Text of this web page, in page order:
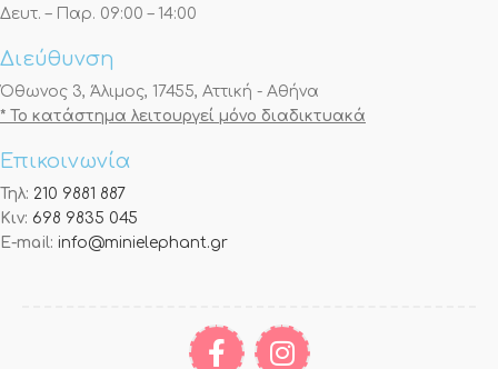
Δευτ. – Παρ. 09:00 – 14:00
Διεύθυνση
Όθωνος 3, Άλιμος, 17455, Αττική - Αθήνα
* Το κατάστημα λειτουργεί μόνο διαδικτυακά
Επικοινωνία
Τηλ: 210 9881 887
Κιν: 698 9835 045
E-mail: info@minielephant.gr